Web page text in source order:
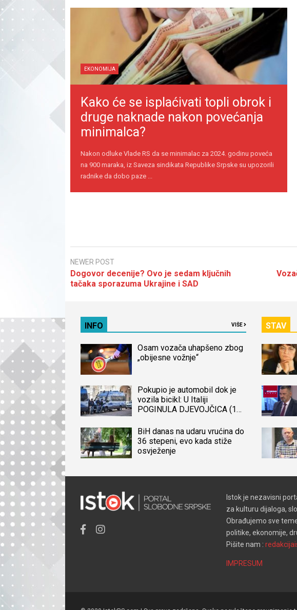
EKONOMIJA
Kako će se isplaćivati topli obrok i
druge naknade nakon povećanja
minimalca?
Nakon odluke Vlade RS da se minimalac za 2024. godinu poveća
na 900 maraka, iz Saveza sindikata Republike Srpske su upozorili
radnike da dobo paze ...
NEWER POST
Dogovor decenije? Ovo je sedam ključnih
tačaka sporazuma Ukrajine i SAD
INFO VIŠE
Osam vozača uhapšeno zbog
„obijesne vožnje“
Pokupio je automobil dok je
vozila bicikl: U Italiji
POGINULA DJEVOJČICA (14)
tijela
BiH danas na udaru vrućina do
36 stepeni, evo kada stiže
osvježenje
STAV
Istok je nezavisni
za kulturu dijaloga,
Obrađujemo sve
politike, ekonomije,
Pišite nam :
IMPRESUM